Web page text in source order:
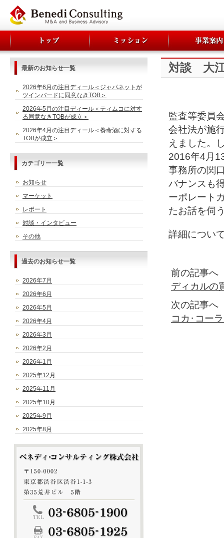
対談 大
監査等委員
会社法が施
えました。
2016年4月
事務所の関
バナンスも
ーポレート
たお話を伺
詳細につい
前の記事
ディカルの
次の記事
コカ･コー
最新のお知らせ一覧
2026年6月の注目ディール＜ジャパネットが
ツインバードに同意なきTOB＞
2026年5月の注目ディール＜ティムコに対す
る同意なきTOBが成立＞
2026年4月の注目ディール＜養命酒に対する
TOBが成立＞
カテゴリー一覧
お知らせ
マーケット
レポート
対談・インタビュー
その他
過去のお知らせ一覧
2026年7月
2026年6月
2026年5月
2026年4月
2026年3月
2026年2月
2026年1月
2025年12月
2025年11月
2025年10月
2025年9月
2025年8月